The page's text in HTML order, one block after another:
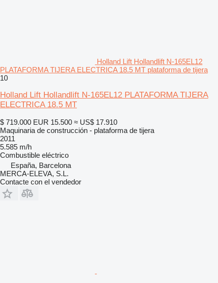
Holland Lift Hollandlift N-165EL12
PLATAFORMA TIJERA ELECTRICA 18.5 MT plataforma de tijera
10
Holland Lift Hollandlift N-165EL12 PLATAFORMA TIJERA
ELECTRICA 18.5 MT
$ 719.000 EUR 15.500 ≈ US$ 17.910
Maquinaria de construcción - plataforma de tijera
2011
5.585 m/h
Combustible eléctrico
España, Barcelona
MERCA-ELEVA, S.L.
Contacte con el vendedor